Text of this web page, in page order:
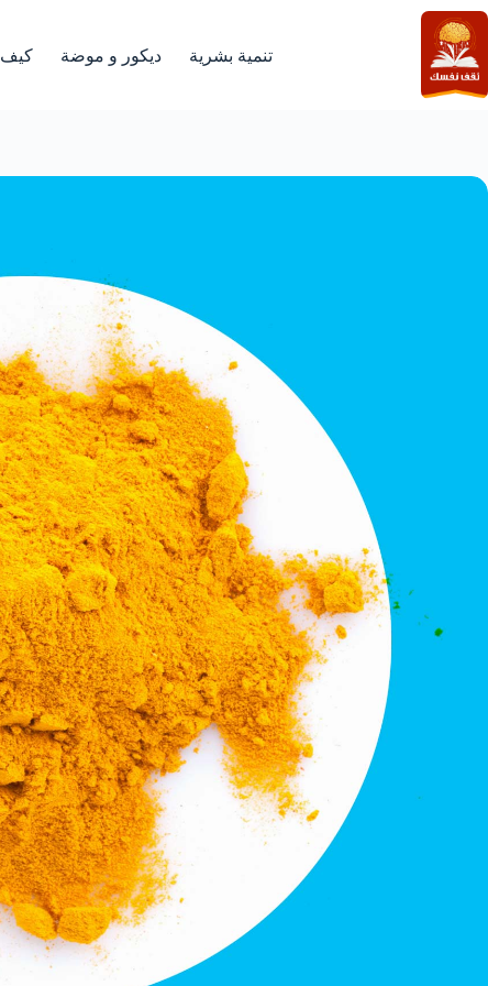
التجاوز
إلى
المحتوى
تنمية بشرية ديكور و موضة كيف